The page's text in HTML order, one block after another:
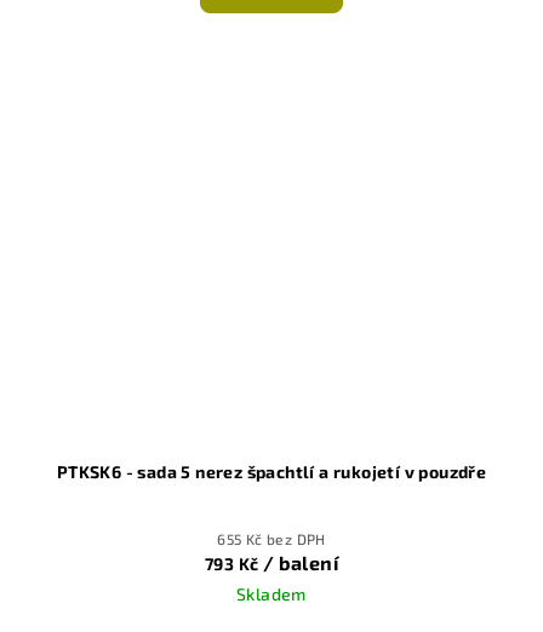
PTKSK6 - sada 5 nerez špachtlí a rukojetí v pouzdře
655 Kč bez DPH
793 Kč / balení
Skladem